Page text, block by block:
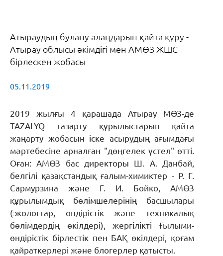
Атыраудың булану алаңдарын қайта құру -
Атырау облысы әкімдігі мен АМӨЗ ЖШС
бірлескен жобасы
05.11.2019
2019 жылғы 4 қарашада Атырау МӨЗ-де
TAZALYQ тазарту құрылыстарын қайта
жаңарту жобасын іске асырудың ағымдағы
мәртебесіне арналған "дөңгелек үстел" өтті.
Оған: АМӨЗ бас директоры Ш. А. Данбай,
белгілі қазақстандық ғалым-химиктер - Р. Г.
Сармурзина және Г. И. Бойко, АМӨЗ
құрылымдық бөлімшелерінің басшылары
(экологтар, өндірістік және техникалық
бөлімдердің өкілдері), жергілікті Ғылыми-
өндірістік бірлестік пен БАҚ өкілдері, қоғам
қайраткерлері және блогерлер қатысты.